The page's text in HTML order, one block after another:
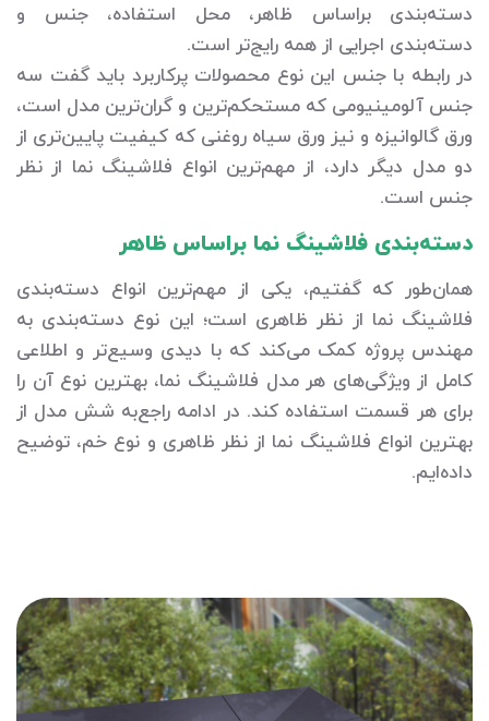
دسته‌بندی براساس ظاهر، محل استفاده، جنس و
دسته‌بندی اجرایی از همه رایج‌تر است.
در رابطه با جنس این نوع محصولات پرکاربرد باید گفت سه
جنس آلومینیومی که مستحکم‌ترین و گران‌ترین مدل است،
ورق گالوانیزه و نیز ورق سیاه روغنی که کیفیت پایین‌تری از
دو مدل دیگر دارد، از مهم‌ترین انواع فلاشینگ نما از نظر
جنس است.
دسته‌بندی فلاشینگ نما براساس ظاهر
همان‌طور که گفتیم، یکی از مهم‌ترین انواع دسته‌بندی
فلاشینگ نما از نظر ظاهری است؛ این نوع دسته‌بندی به
مهندس پروژه کمک می‌کند که با دیدی وسیع‌تر و اطلاعی
کامل از ویژگی‌های هر مدل فلاشینگ نما، بهترین نوع آن را
برای هر قسمت استفاده کند. در ادامه راجع‌به شش مدل از
بهترین انواع فلاشینگ نما از نظر ظاهری و نوع خم، توضیح
داده‌ایم.